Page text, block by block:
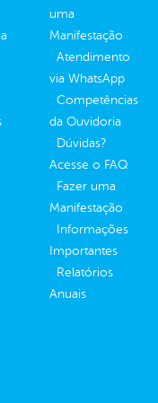
uma
Manifestação
Atendimento
via WhatsApp
Competências
da Ouvidoria
Dúvidas?
Acesse o FAQ
Fazer uma
Manifestação
Informações
Importantes
Relatórios
Anuais